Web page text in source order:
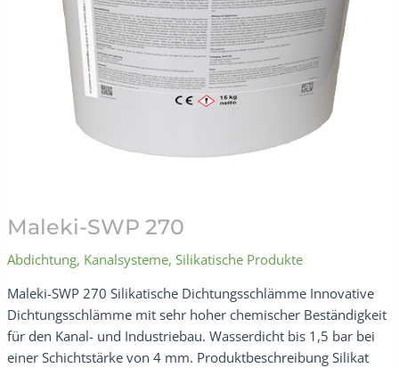
Maleki-SWP 270
Abdichtung, Kanalsysteme, Silikatische Produkte
Maleki-SWP 270 Silikatische Dichtungsschlämme Innovative
Dichtungsschlämme mit sehr hoher chemischer Beständigkeit
für den Kanal- und Industriebau. Wasserdicht bis 1,5 bar bei
einer Schichtstärke von 4 mm. Produktbeschreibung Silikat